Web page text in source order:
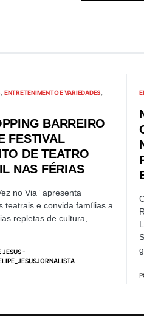
ENTRETENIMENTO E VARIEDADES
BARREIRO
FESTIVAL
DE TEATRO
NAS FÉRIAS
no Via” apresenta
teatrais e convida famílias a
repletas de cultura,
JESUS -